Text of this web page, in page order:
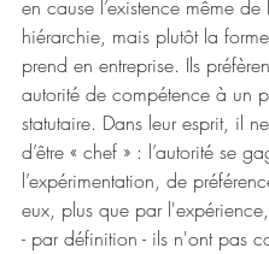
en cause l’existence même de
hiérarchie, mais plutôt la
prend en entreprise. Ils
autorité de compétence à un
statutaire. Dans leur esprit, il
d’être « chef » : l’autorité se
l’expérimentation, de
eux, plus que par
- par définition - ils n'ont pas